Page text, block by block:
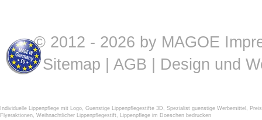
© 2012 - 2026 by MAGOE
Sitemap
AGB | Design und
Individuelle Lippenpflege mit Logo, Guenstige Lippenpflegestifte 3D , Spezialist guenstige Werbemittel ,
Flyeraktionen, Weihnachtlicher Lippenpflegestift , Lippenpflege im Doeschen bedrucken